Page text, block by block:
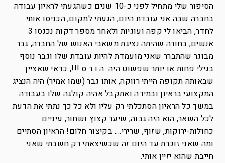
הסיפור שלי מתחיל לפני כ-10 שנים כשהגעתי לראיון עבודה
בחברה שבה אני עובדת היום, הגעתי למקום, הכניסו אותי
לחדר, הביאו לי קפה ועוגיות ולאחר מספר דקות נכנסו 3
אנשים, בחורה שהיתה נציגת משאבי האנוש של החברה, גבר
מבוגר שהתברר שאני מועמדת להיות עובדת שלו וגבר נוסף
בגילי פחות או יותר שפשוט היה ה ו ר ס !!!, כדאי שאציין
שבאותה תקופה הייתי רווקה, אותו גבר (שמו אמיר) היה הנציג
המקצועי בראיון ובמידה ואתקבל אהיה קולגה שלו בעבודה.
במשך כל הראיון הסתכלתי רק עליו ולא כל כך נתתי את הדעת
לכל השאר, הוא היה גבוה, שיער קצוץ ושחור, עיניים
כחולות-ירוקות, שזוף, שרירי…. בקיצור חלום! הראיון הסתיים
ומה שאני זוכרת עד היום זה שכשיצאתי רק חשבתי שאני
חייבת שהוא יזיין אותי.